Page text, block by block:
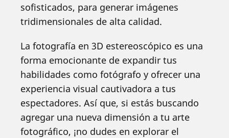
sofisticados, para generar imágenes
tridimensionales de alta calidad.
La fotografía en 3D estereoscópico es una
forma emocionante de expandir tus
habilidades como fotógrafo y ofrecer una
experiencia visual cautivadora a tus
espectadores. Así que, si estás buscando
agregar una nueva dimensión a tu arte
fotográfico, ¡no dudes en explorar el